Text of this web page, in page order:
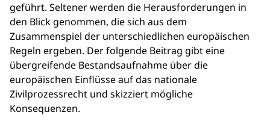
geführt. Seltener werden die Herausforderungen in
den Blick genommen, die sich aus dem
Zusammenspiel der unterschiedlichen europäischen
Regeln ergeben. Der folgende Beitrag gibt eine
übergreifende Bestandsaufnahme über die
europäischen Einflüsse auf das nationale
Zivilprozessrecht und skizziert mögliche
Konsequenzen.